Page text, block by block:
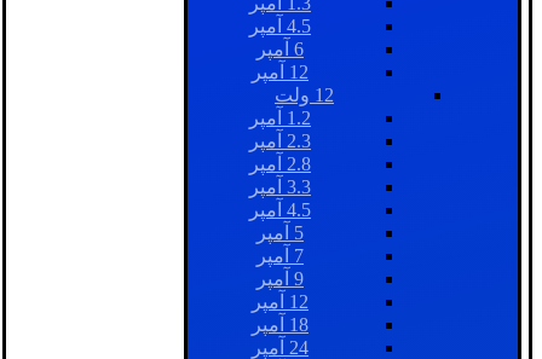
4.5 آمپر
6 آمپر
12 آمپر
12 ولت
1.2 آمپر
2.3 آمپر
2.8 آمپر
3.3 آمپر
4.5 آمپر
5 آمپر
7 آمپر
9 آمپر
12 آمپر
18 آمپر
24 آمپر